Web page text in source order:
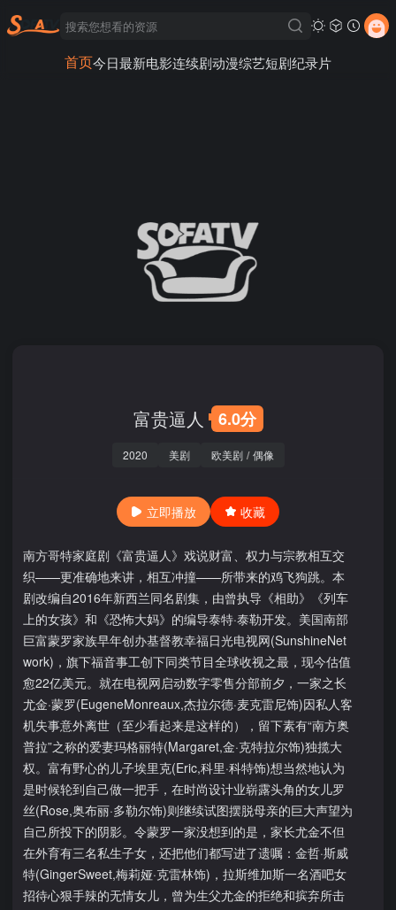
首页今日最新电影连续剧动漫综艺短剧纪录片
富贵逼人 6.0分
2020 美剧 欧美剧 / 偶像
立即播放 收藏
南方哥特家庭剧《富贵逼人》戏说财富、权力与宗教相互交
织——更准确地来讲，相互冲撞——所带来的鸡飞狗跳。本
剧改编自2016年新西兰同名剧集，由曾执导《相助》《列车
上的女孩》和《恐怖大妈》的编导泰特·泰勒开发。美国南部
巨富蒙罗家族早年创办基督教幸福日光电视网(SunshineNet
work)，旗下福音事工创下同类节目全球收视之最，现今估值
愈22亿美元。就在电视网启动数字零售分部前夕，一家之长
尤金·蒙罗(EugeneMonreaux,杰拉尔德·麦克雷尼饰)因私人客
机失事意外离世（至少看起来是这样的），留下素有“南方奥
普拉”之称的爱妻玛格丽特(Margaret,金·克特拉尔饰)独揽大
权。富有野心的儿子埃里克(Eric,科里·科特饰)想当然地认为
是时候轮到自己做一把手，在时尚设计业崭露头角的女儿罗
丝(Rose,奥布丽·多勒尔饰)则继续试图摆脱母亲的巨大声望为
自己所投下的阴影。令蒙罗一家没想到的是，家长尤金不但
在外育有三名私生子女，还把他们都写进了遗嘱：金哲·斯威
特(GingerSweet,梅莉娅·克雷林饰)，拉斯维加斯一名酒吧女
招待心狠手辣的无情女儿，曾为生父尤金的拒绝和摈弃所击